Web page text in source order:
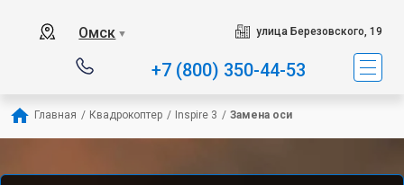
Омск ▼ улица Березовского, 19
+7 (800) 350-44-53
Главная / Квадрокоптер / Inspire 3 / Замена оси